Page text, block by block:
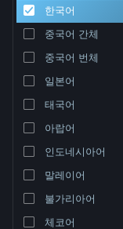
지원
언어 변경
Steam 모바일 앱 다운
PC 웹사이트 보기
한국어
중국어 간체
중국어 번체
일본어
태국어
아랍어
인도네시아어
말레이어
불가리아어
체코어
정렬 기준 연관성
검색 결과가 1개 있습니
습니다.